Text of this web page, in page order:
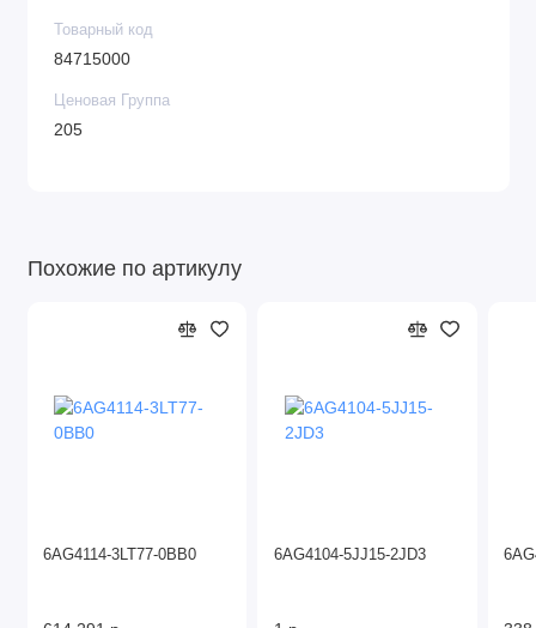
Товарный код
84715000
Ценовая Группа
205
Похожие по артикулу
6AG4114-3LT77-0BB0 6AG4104-5JJ15-2JD3